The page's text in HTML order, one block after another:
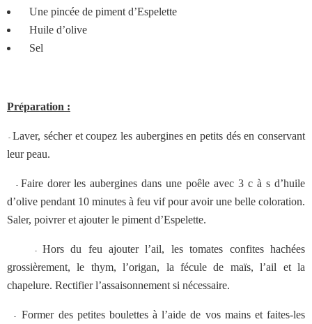
Une pincée de piment d’Espelette
Huile d’olive
Sel
Préparation :
Laver, sécher et coupez les aubergines en petits dés en conservant
leur peau.
Faire dorer les aubergines dans une poêle avec 3 c à s d’huile
d’olive pendant 10 minutes à feu vif pour avoir une belle coloration.
Saler, poivrer et ajouter le piment d’Espelette.
Hors du feu ajouter l’ail, les tomates confites hachées
grossièrement, le thym, l’origan, la fécule de maïs, l’ail et la
chapelure. Rectifier l’assaisonnement si nécessaire.
Former des petites boulettes à l’aide de vos mains et faites-les